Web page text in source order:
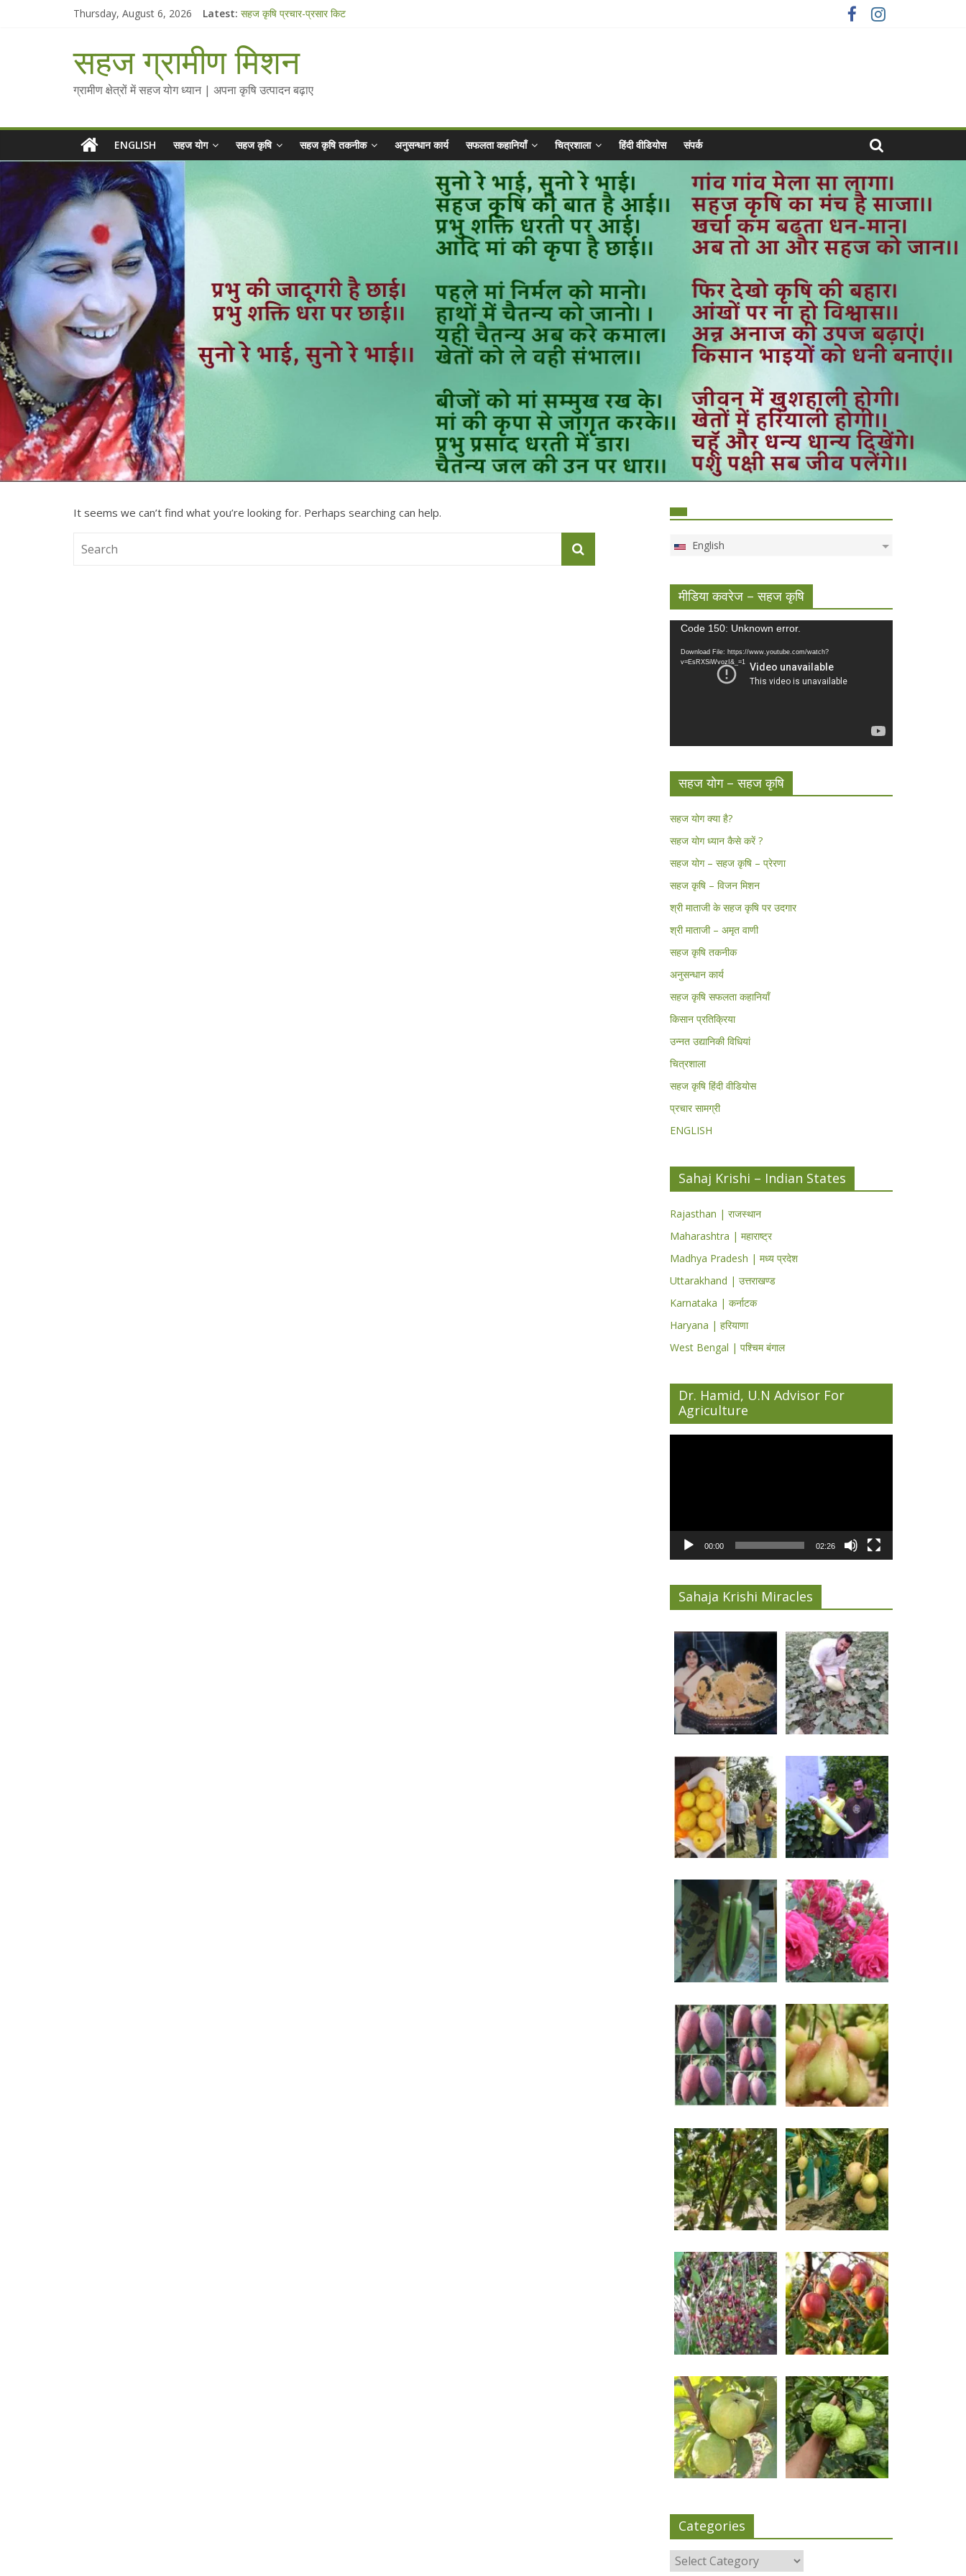
Thursday, August 6, 2026 Latest: सहज कृषि प्रचार-प्रसार किट
Standee Designs @ 2025 for Sahaj Krishi Promotions
Chalo Gaon Ki Or Abhiyaan - 2025-26
Collected Talks on Vibrated Water
सहज ग्रामीण मिशन
ग्रामीण क्षेत्रों में सहज योग ध्यान | अपना कृषि उत्पादन बढ़ाए
ENGLISH सहज योग सहज कृषि सहज कृषि तकनीक अनुसन्धान कार्य सफलता कहानियाँ चित्रशाला हिंदी वीडियोस संपर्क
It seems we can’t find what you’re looking for. Perhaps searching can help.
English
मीडिया कवरेज – सहज कृषि
Video
Code 150: Unknown error.
Download File: https://www.youtube.com/watch?
v=EsRXSiWvozI&_=1
सहज योग – सहज कृषि
सहज योग क्या है?
सहज योग ध्यान कैसे करें ?
सहज योग – सहज कृषि – प्रेरणा
सहज कृषि – विजन मिशन
श्री माताजी के सहज कृषि पर उदगार
श्री माताजी – अमृत वाणी
सहज कृषि तकनीक
अनुसन्धान कार्य
सहज कृषि सफलता कहानियाँ
किसान प्रतिक्रिया
उन्नत उद्यानिकी विधियां
चित्रशाला
सहज कृषि हिंदी वीडियोस
प्रचार सामग्री
ENGLISH
Sahaj Krishi – Indian States
Rajasthan | राजस्थान
Maharashtra | महाराष्ट्र
Madhya Pradesh | मध्य प्रदेश
Uttarakhand | उत्तराखण्ड
Karnataka | कर्नाटक
Haryana | हरियाणा
West Bengal | पश्चिम बंगाल
Dr. Hamid, U.N Advisor For
Agriculture
00:00 02:26
Sahaja Krishi Miracles
Categories
Categories